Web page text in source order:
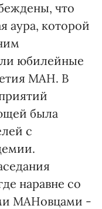
что
аура, которой
юбилейные
МАН. В
была
с
наравне со
МАНовцами -